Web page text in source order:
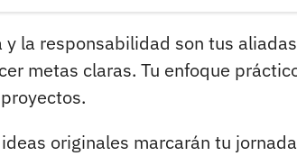
y la responsabilidad son tus
metas claras. Tu enfoque
originales marcarán tu jornada